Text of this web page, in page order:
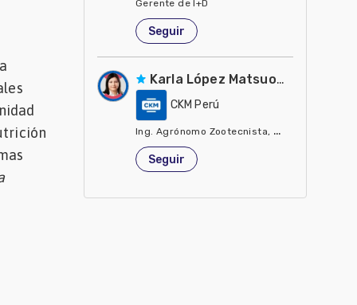
Gerente de I+D
Perú
Seguir
Karla López Matsuoka
CKM Perú
Ing. Agrónomo Zootecnista, Jefe Técnico de
Perú
Seguir